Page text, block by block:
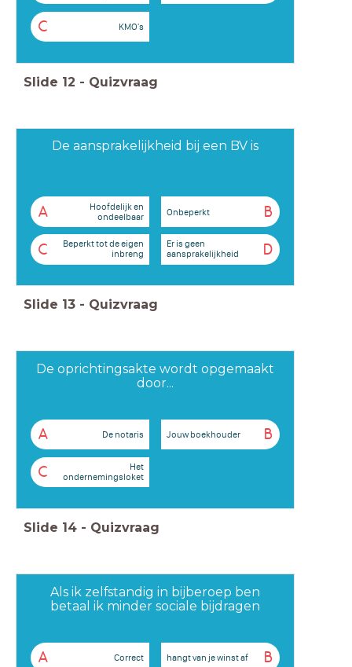
C KMO's
Slide 12 - Quizvraag
De aansprakelijkheid bij een BV is
A
Hoofdelijk en
ondeelbaar
B
Onbeperkt
C
Beperkt tot de eigen
inbreng
D
Er is geen
aansprakelijkheid
Slide 13 - Quizvraag
De oprichtingsakte wordt opgemaakt
door...
A De notaris B
Jouw boekhouder
C
Het
ondernemingsloket
Slide 14 - Quizvraag
Als ik zelfstandig in bijberoep ben
betaal ik minder sociale bijdragen
A Correct B
hangt van je winst af